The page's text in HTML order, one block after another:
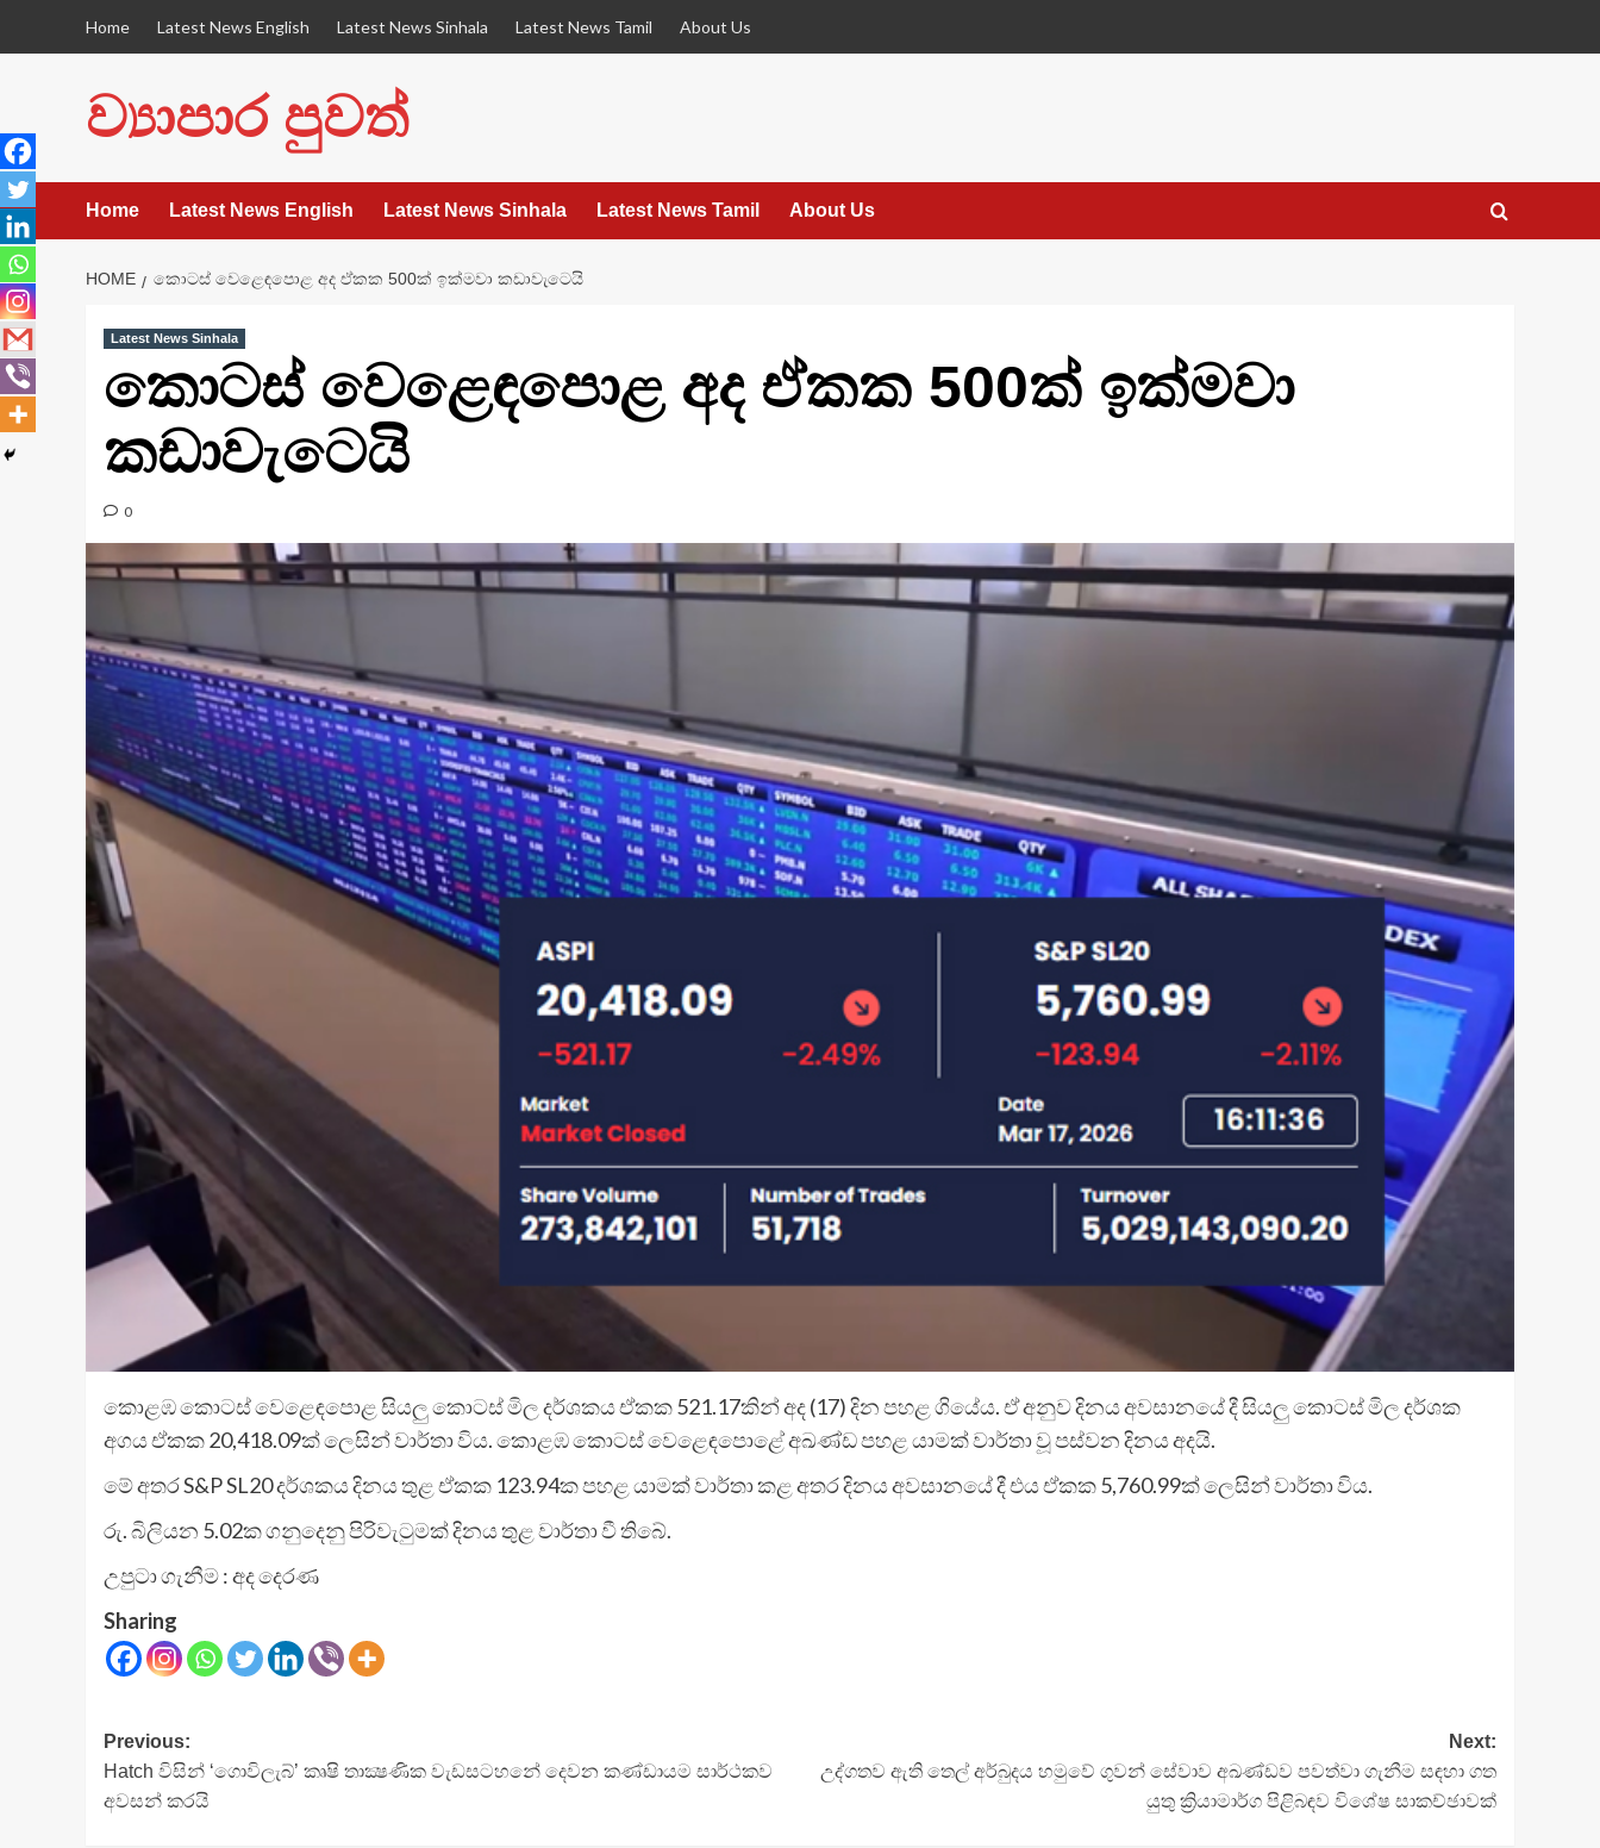
Home Latest News English Latest News Sinhala Latest News Tamil About Us
ව්‍යාපාර පුවත්
Home Latest News English Latest News Sinhala Latest News Tamil About Us
HOME කොටස් වෙළෙඳපොළ අද ඒකක 500ක් ඉක්මවා කඩාවැටෙයි
Latest News Sinhala
කොටස් වෙළෙඳපොළ අද ඒකක 500ක් ඉක්මවා
කඩාවැටෙයි
0
කොළඹ කොටස් වෙළෙඳපොළ සියලු කොටස් මිල දර්ශකය ඒකක 521.17කින් අද (17) දින පහළ ගියේය. ඒ අනුව දිනය අවසානයේ දී සියලු කොටස් මිල දර්ශක
අගය ඒකක 20,418.09ක් ලෙසින් වාර්තා විය. කොළඹ කොටස් වෙළෙඳපොළේ අඛණ්ඩ පහළ යාමක් වාර්තා වූ පස්වන දිනය අදයි.
මේ අතර S&P SL20 දර්ශකය දිනය තුළ ඒකක 123.94ක පහළ යාමක් වාර්තා කළ අතර දිනය අවසානයේ දී එය ඒකක 5,760.99ක් ලෙසින් වාර්තා විය.
රු. බිලියන 5.02ක ගනුදෙනු පිරිවැටුමක් දිනය තුළ වාර්තා වී තිබේ.
උපුටා ගැනීම : අද දෙරණ
Sharing
Post
navigation
Previous:
Hatch විසින් ‘ගොවිලැබ්’ කෘෂි තාක්‍ෂණික වැඩසටහනේ දෙවන කණ්ඩායම සාර්ථකව
අවසන් කරයි
Next:
උද්ගතව ඇති තෙල් අර්බුදය හමුවේ ගුවන් සේවාව අඛණ්ඩව පවත්වා ගැනීම සඳහා ගත
යුතු ක්‍රියාමාර්ග පිළිබඳව විශේෂ සාකච්ඡාවක්